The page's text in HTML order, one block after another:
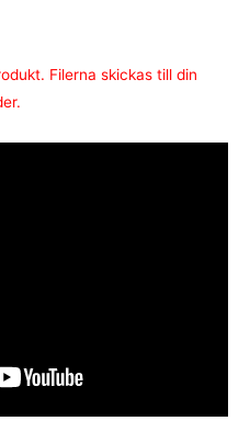
Filerna skickas till din